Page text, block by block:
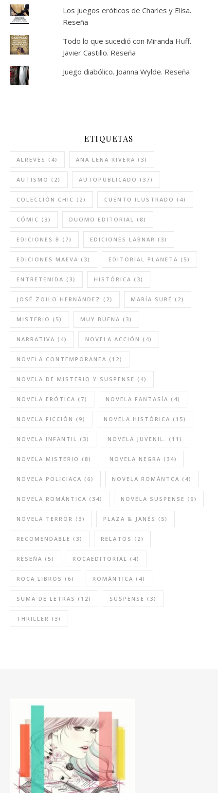
Los juegos eróticos de Charles y Elisa.
Reseña
Todo lo que sucedió con Miranda Huff.
Javier Castillo. Reseña
Juego diabólico. Joanna Wylde. Reseña
ETIQUETAS
ALREVÉS (4) ANA LENA RIVERA (3)
AUTISMO (2) AUTOPUBLICADO (37)
COLECCIÓN CHIC (2) CUENTO ILUSTRADO (4)
CÓMIC (3) DUOMO EDITORIAL (8)
EDICIONES B (7) EDICIONES LABNAR (3)
EDICIONES MAEVA (3) EDITORIAL PLANETA (5)
ENTRETENIDA (3) HISTÓRICA (3)
JOSÉ ZOILO HERNÁNDEZ (2) MARÍA SURÉ (2)
MISTERIO (5) MUY BUENA (3)
NARRATIVA (4) NOVELA ACCIÓN (4)
NOVELA CONTEMPORANEA (12)
NOVELA DE MISTERIO Y SUSPENSE (4)
NOVELA ERÓTICA (7) NOVELA FANTASÍA (4)
NOVELA FICCIÓN (9) NOVELA HISTÓRICA (15)
NOVELA INFANTIL (3) NOVELA JUVENIL. (11)
NOVELA MISTERIO (8) NOVELA NEGRA (34)
NOVELA POLICIACA (6) NOVELA ROMÁNTCA (4)
NOVELA ROMÁNTICA (34) NOVELA SUSPENSE (6)
NOVELA TERROR (3) PLAZA & JANÉS (5)
RECOMENDABLE (3) RELATOS (2)
RESEÑA (5) ROCAEDITORIAL (4)
ROCA LIBROS (6) ROMÁNTICA (4)
SUMA DE LETRAS (12) SUSPENSE (3)
THRILLER (3)